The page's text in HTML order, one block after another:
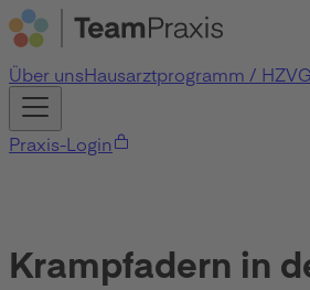
Über unsHausarztprogramm / HZV
Praxis-Login
Krampfadern in